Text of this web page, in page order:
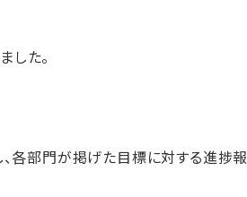
した。
各部門が掲げた目標に対する進捗